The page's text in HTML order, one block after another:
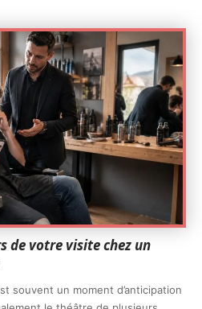
de votre visite chez un
souvent un moment d’anticipation